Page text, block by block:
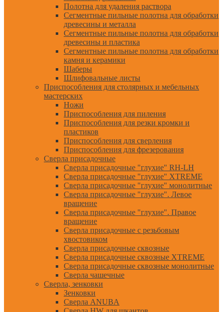
Полотна для удаления раствора
Сегментные пильные полотна для обработки
древесины и металла
Сегментные пильные полотна для обработки
древесины и пластика
Сегментные пильные полотна для обработки
камня и керамики
Шаберы
Шлифовальные листы
Приспособления для столярных и мебельных
мастерских
Ножи
Приспособления для пиления
Приспособления для резки кромки и
пластиков
Приспособления для сверления
Приспособления для фрезерования
Сверла присадочные
Сверла присадочные "глухие" RH-LH
Сверла присадочные "глухие" XTREME
Сверла присадочные "глухие" монолитные
Сверла присадочные "глухие". Левое
вращение
Сверла присадочные "глухие". Правое
вращение
Сверла присадочные с резьбовым
хвостовиком
Сверла присадочные сквозные
Сверла присадочные сквозные XTREME
Сверла присадочные сквозные монолитные
Сверла чашечные
Сверла, зенковки
Зенковки
Сверла ANUBA